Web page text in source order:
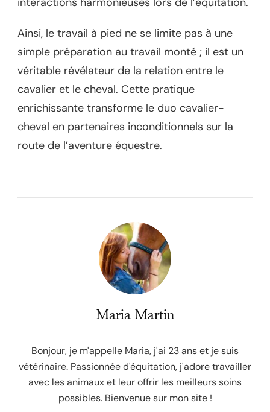
Ainsi, le travail à pied ne se limite pas à une
simple préparation au travail monté ; il est un
véritable révélateur de la relation entre le
cavalier et le cheval. Cette pratique
enrichissante transforme le duo cavalier-
cheval en partenaires inconditionnels sur la
route de l’aventure équestre.
Maria Martin
Bonjour, je m'appelle Maria, j'ai 23 ans et je suis
vétérinaire. Passionnée d'équitation, j'adore travailler
avec les animaux et leur offrir les meilleurs soins
possibles. Bienvenue sur mon site !